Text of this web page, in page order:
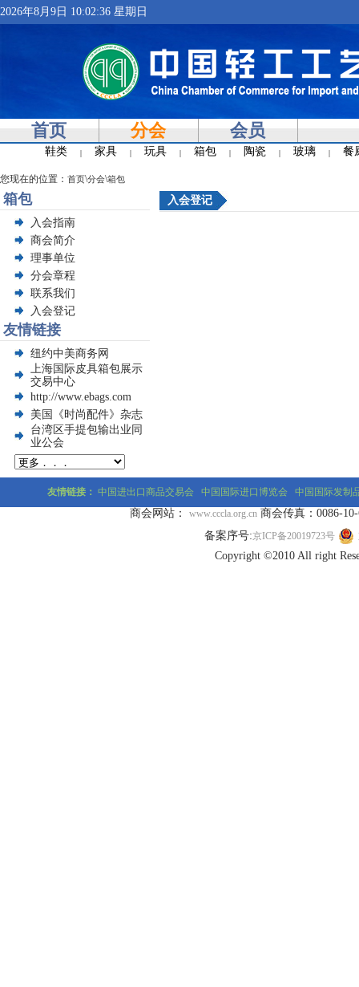
2026年8月9日 10:02:36 星期日
首页 分会
鞋类 | 家具 | 玩具 | 箱包 | 陶瓷 | 玻璃 | 餐
会员
您现在的位置： 首页\分会\箱包
箱包
入会指南
商会简介
理事单位
分会章程
联系我们
入会登记
友情链接
纽约中美商务网
上海国际皮具箱包展示
交易中心
http://www.ebags.com
美国《时尚配件》杂志
台湾区手提包输出业同
业公会
入会登记
友情链接： 中国进出口商品交易会 中国国际进口博览会 中国国际发制
商会网站： www.cccla.org.cn 商会传真：0086-10-
备案序号:京ICP备20019723号
Copyright ©2010 All right